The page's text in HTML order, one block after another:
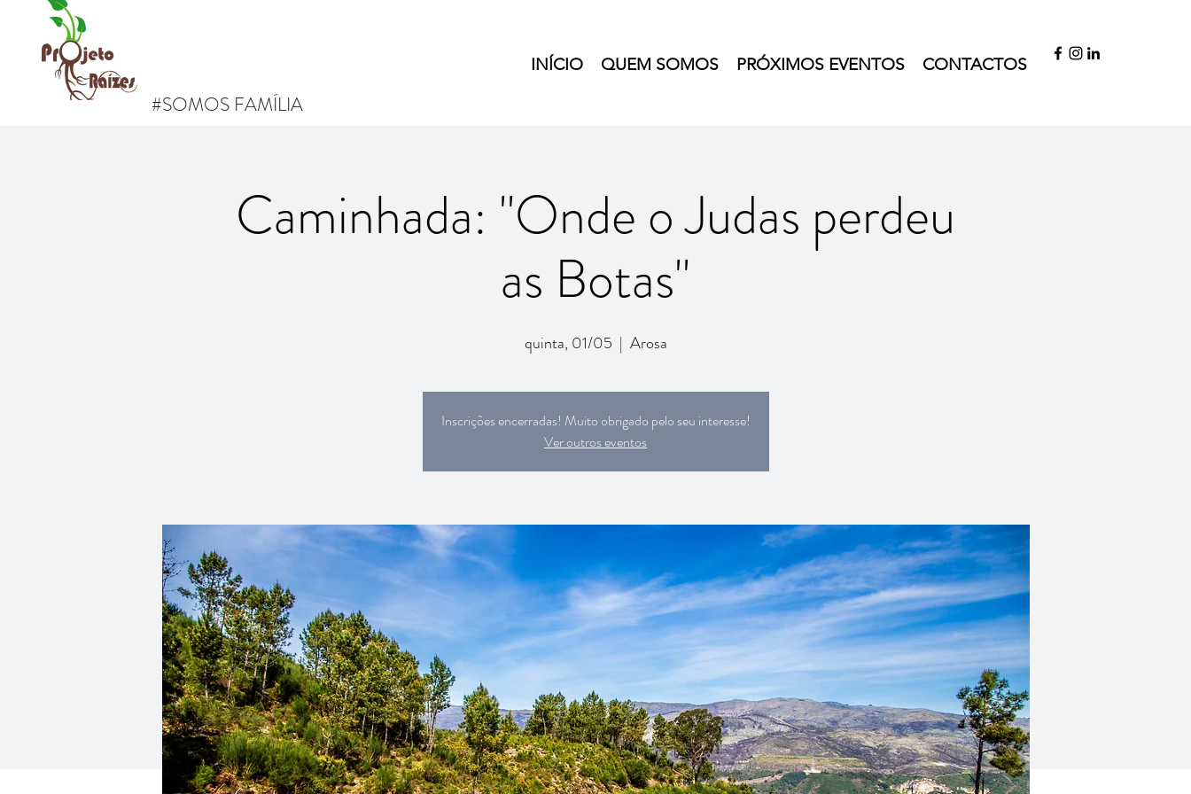
INÍCIO QUEM SOMOS PRÓXIMOS EVENTOS CONTACTOS
#SOMOS FAMÍLIA
Caminhada: "Onde o Judas perdeu
as Botas"
quinta, 01/05
  |
Arosa
Inscrições encerradas! Muito obrigado pelo seu interesse!
Ver outros eventos